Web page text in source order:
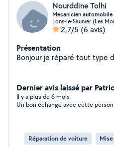
Nourddine Tolhi
Mecanicien automobile
Lons-le-Saunier (Les
2,7/5 (6 avis)
Présentation
Bonjour je réparé tout type
Dernier avis laissé par
Il y a plus de 6 mois
Un bon échange avec cette
Réparation de voiture